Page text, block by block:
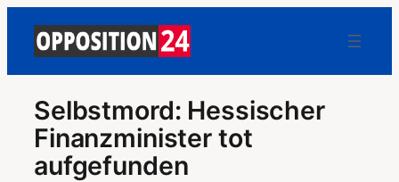
Selbstmord: Hessischer
Finanzminister tot
aufgefunden